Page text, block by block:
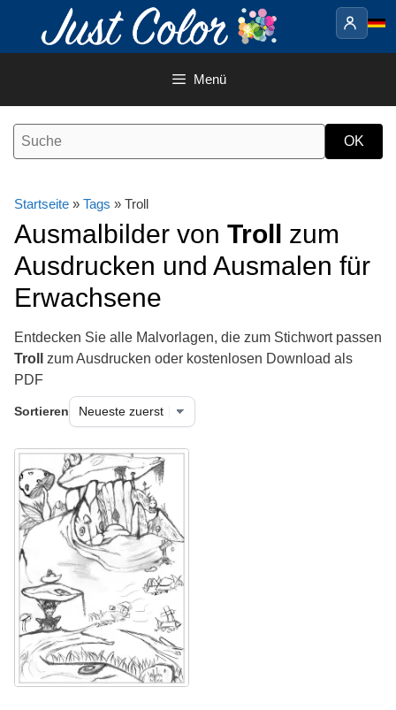
Inhalt
Menü
Startseite » Tags » Troll
Ausmalbilder von Troll zum
Ausdrucken und Ausmalen für
Erwachsene
Entdecken Sie alle Malvorlagen, die zum Stichwort passen
Troll
zum Ausdrucken oder kostenlosen Download als
PDF
Sortieren